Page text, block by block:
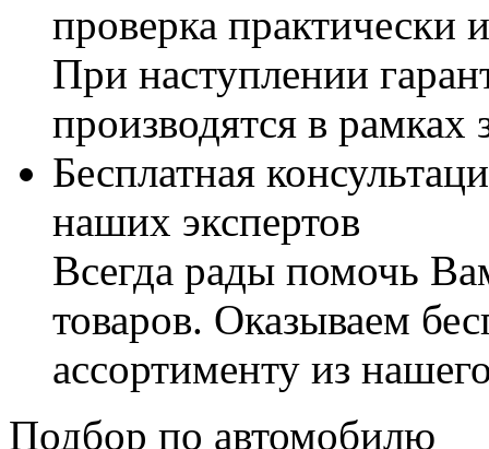
проверка практически
При наступлении
производятся в рамках
Бесплатная
наших экспертов
Всегда рады помочь
товаров. Оказываем
ассортименту из
Подбор по автомобилю